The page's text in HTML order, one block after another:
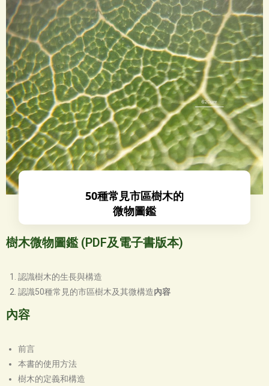
50種常見市區樹木的
微物圖鑑
樹木微物圖鑑 (PDF及電子書版本)
認識樹木的生長與構造
認識50種常見的市區樹木及其微構造內容
內容
前言
本書的使用方法
樹木的定義和構造